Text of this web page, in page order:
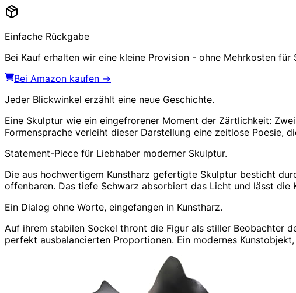
Einfache Rückgabe
Bei Kauf erhalten wir eine kleine Provision - ohne Mehrkosten für
Bei Amazon kaufen →
Jeder Blickwinkel erzählt eine neue Geschichte.
Eine Skulptur wie ein eingefrorener Moment der Zärtlichkeit:
Formensprache verleiht dieser Darstellung eine zeitlose Poesie,
Statement-Piece für Liebhaber moderner Skulptur.
Die aus hochwertigem Kunstharz gefertigte Skulptur besticht
offenbaren. Das tiefe Schwarz absorbiert das Licht und lässt
Ein Dialog ohne Worte, eingefangen in Kunstharz.
Auf ihrem stabilen Sockel thront die Figur als stiller Beobachter
perfekt ausbalancierten Proportionen. Ein modernes